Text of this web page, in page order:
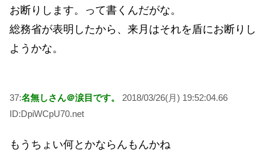
お断りします。って書くんだがな。
総務省が表明したから、来月はそれを盾にお断りし
ようかな。
37:名無しさん＠涙目です。
2018/03/26(月) 19:52:04.66
ID:DpiWCpU70.net
もうちょい何とかならんもんかね